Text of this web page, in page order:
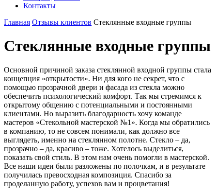
Контакты
Главная Отзывы клиентов Стеклянные входные группы
Стеклянные входные группы
Основной причиной заказа стеклянной входной группы стала
концепция «открытости». Ни для кого не секрет, что с
помощью прозрачной двери и фасада из стекла можно
обеспечить психологический комфорт. Так мы стремимся к
открытому общению с потенциальными и постоянными
клиентами. Но выразить благодарность хочу команде
мастеров «Стекольной мастерской №1». Когда мы обратились
в компанию, то не совсем понимали, как должно все
выглядеть, именно на стеклянном полотне. Стекло – да,
прозрачно – да, красиво – тоже. Хотелось выделиться,
показать свой стиль. В этом нам очень помогли в мастерской.
Все наши идеи были разложены по полочкам, и в результате
получилась превосходная композиция. Спасибо за
проделанную работу, успехов вам и процветания!